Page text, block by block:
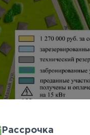
Рассрочка